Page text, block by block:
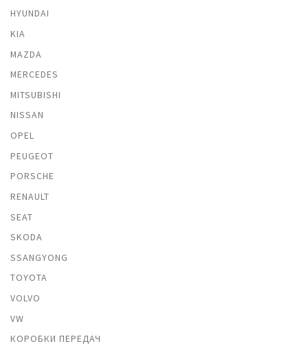
HYUNDAI
KIA
MAZDA
MERCEDES
MITSUBISHI
NISSAN
OPEL
PEUGEOT
PORSCHE
RENAULT
SEAT
SKODA
SSANGYONG
TOYOTA
VOLVO
VW
КОРОБКИ ПЕРЕДАЧ